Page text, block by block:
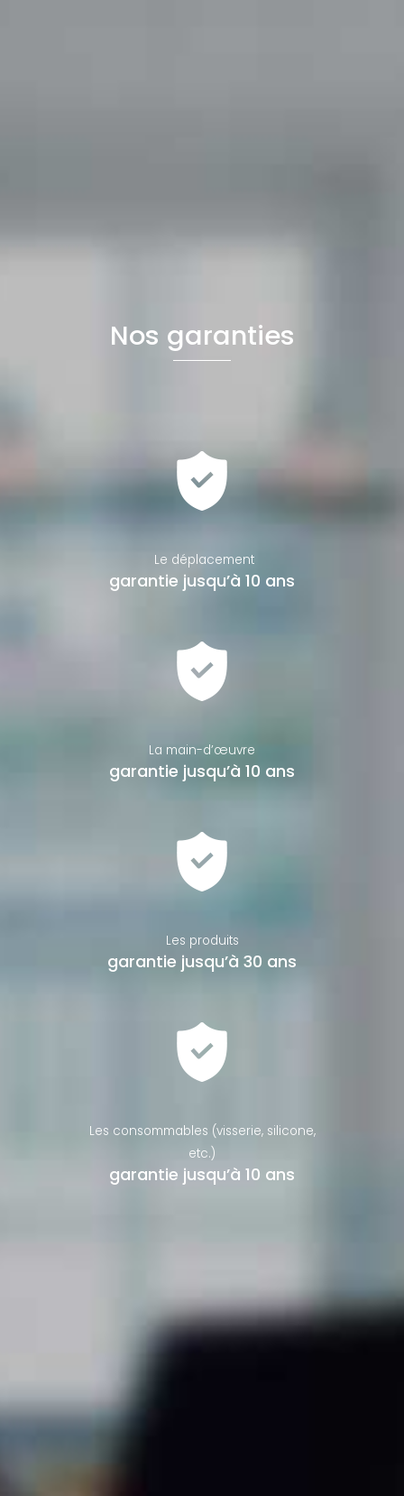
Nos garanties
Le déplacement
garantie jusqu’à 10 ans
La main-d’œuvre
garantie jusqu’à 10 ans
Les produits
garantie jusqu’à 30 ans
Les consommables (visserie, silicone,
etc.)
garantie jusqu’à 10 ans